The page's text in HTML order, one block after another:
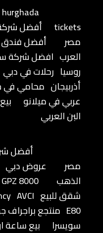
tickets
أفضل
مصر
أفضل فندق
العرب افضل شركة
روسيا رحلات في دبي
أذربيجان محامي في
عربي في ميلانو
البن العربي
أفضل
مصر
عروض دبي
الذهب
8000
شقق للبيع AVCI
E80 منتجع براجراف
سويسرا
بيع ساعة